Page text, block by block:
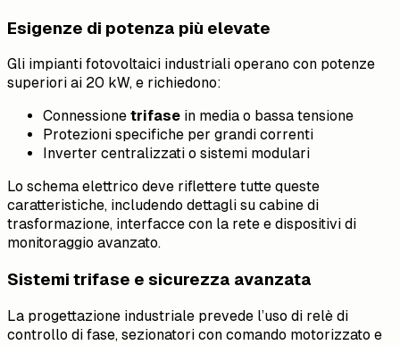
Esigenze di potenza più elevate
Gli impianti fotovoltaici industriali operano con potenze
superiori ai 20 kW, e richiedono:
Connessione trifase in media o bassa tensione
Protezioni specifiche per grandi correnti
Inverter centralizzati o sistemi modulari
Lo schema elettrico deve riflettere tutte queste
caratteristiche, includendo dettagli su cabine di
trasformazione, interfacce con la rete e dispositivi di
monitoraggio avanzato.
Sistemi trifase e sicurezza avanzata
La progettazione industriale prevede l’uso di relè di
controllo di fase, sezionatori con comando motorizzato e